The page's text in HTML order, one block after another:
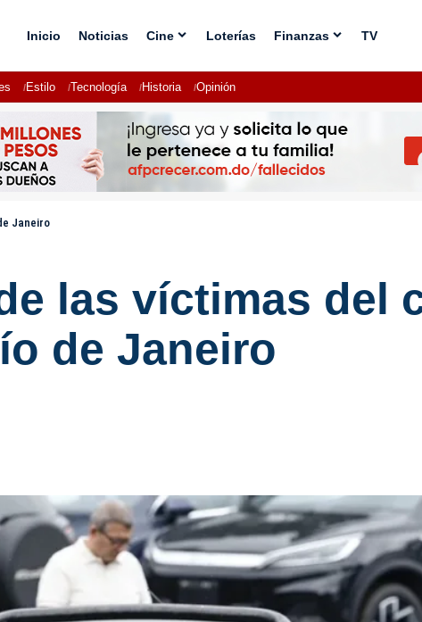
Inicio Noticias Cine Loterías Finanzas TV
Estilo Tecnología Historia Opinión
Janeiro
las víctimas del
de Janeiro